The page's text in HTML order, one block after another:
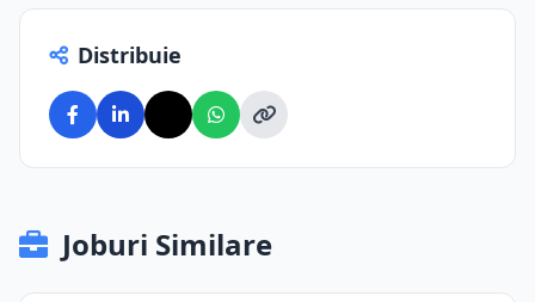
Distribuie
Joburi Similare